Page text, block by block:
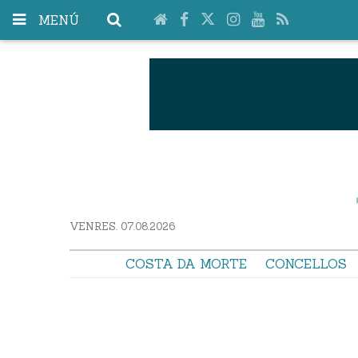
MENÚ
VENRES. 07.08.2026
COSTA DA MORTE CONCELLOS